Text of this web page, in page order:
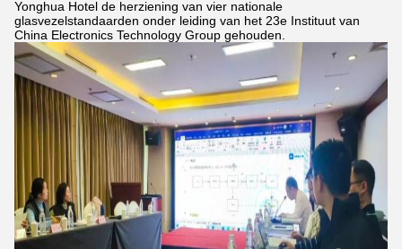
Yonghua Hotel de herziening van vier nationale
glasvezelstandaarden onder leiding van het 23e Instituut van
China Electronics Technology Group gehouden.